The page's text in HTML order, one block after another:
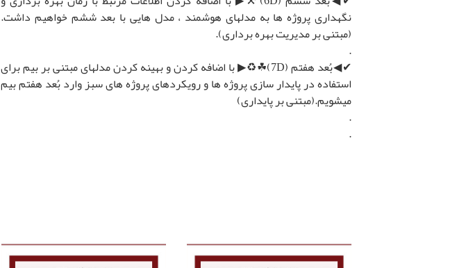
نگهداری پروژه ها به مدلهای هوشمند ، مدل هایی با بعد ششم خواهیم داشت.
(مبتنی بر مدیریت بهره برداری).
.
✔◀بُعد هفتم (7D)☘♻▶ با اضافه کردن و بهینه کردن مدلهای مبتنی بر بیم برای
استفاده در پایدار سازی پروژه ها و رویکردهای پروژه های سبز وارد بُعد هفتم بیم
میشویم.(مبتنی بر پایداری)
.
.